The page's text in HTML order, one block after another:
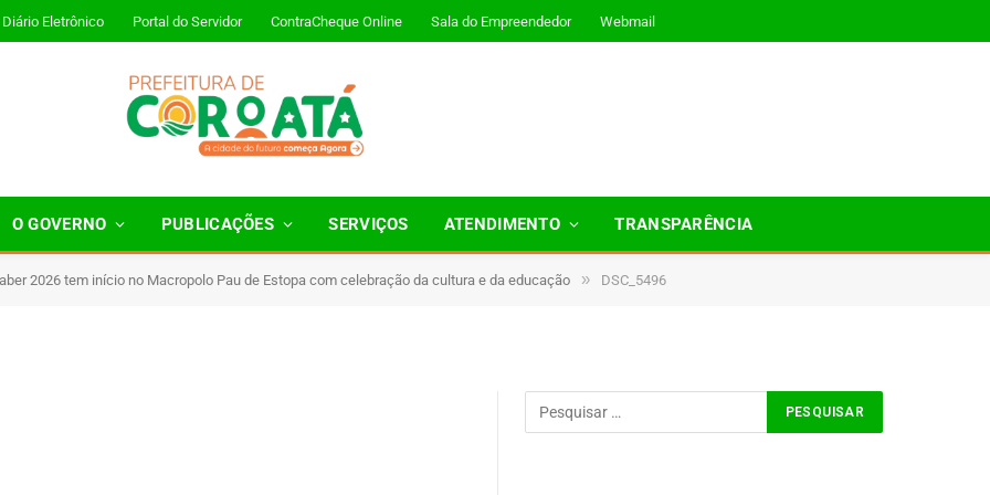
Diário Eletrônico Portal do Servidor ContraCheque Online Sala do Empreendedor Webmail
O GOVERNO PUBLICAÇÕES SERVIÇOS ATENDIMENTO TRANSPARÊNCIA
2026 tem início no Macropolo Pau de Estopa com celebração da cultura e da educação » DSC_5496